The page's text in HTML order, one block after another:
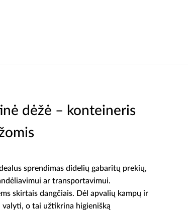
dėžė – konteineris
sprendimas didelių gabaritų prekių,
ar transportavimui.
skirtais dangčiais. Dėl apvalių kampų ir
valyti, o tai užtikrina higienišką